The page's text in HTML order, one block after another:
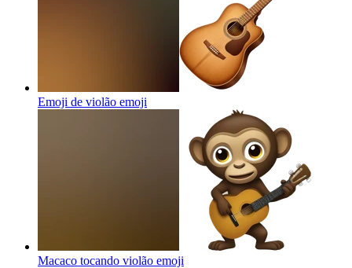
Emoji de violão emoji
Macaco tocando violão emoji